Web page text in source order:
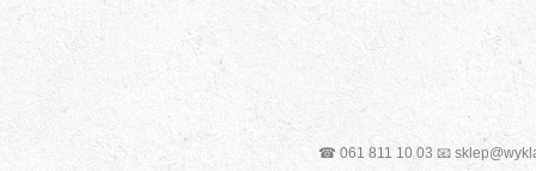
☎ 061 811 10 03 📧